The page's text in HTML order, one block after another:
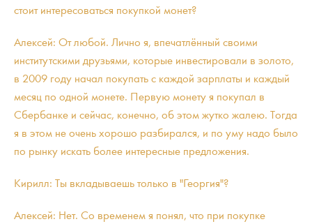
стоит интересоваться покупкой монет?
Алексей: От любой. Лично я, впечатлённый своими
институтскими друзьями, которые инвестировали в золото,
в 2009 году начал покупать с каждой зарплаты и каждый
месяц по одной монете. Первую монету я покупал в
Сбербанке и сейчас, конечно, об этом жутко жалею. Тогда
я в этом не очень хорошо разбирался, и по уму надо было
по рынку искать более интересные предложения.
Кирилл: Ты вкладываешь только в "Георгия"?
Алексей: Нет. Со временем я понял, что при покупке